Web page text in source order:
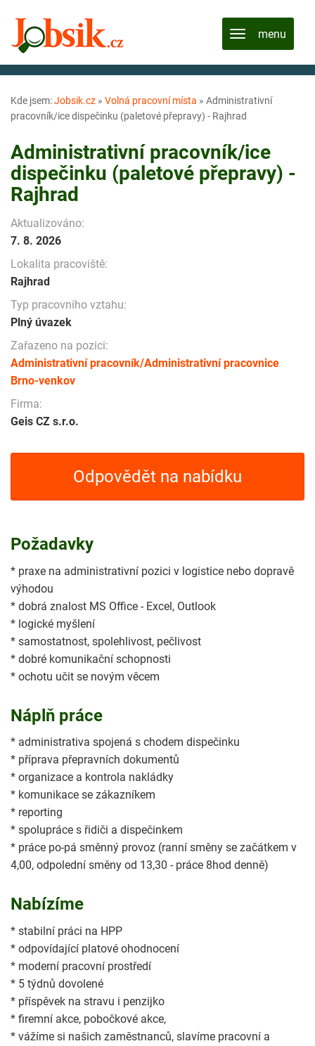
Kde jsem:Jobsik.cz » Volná pracovní místa » Administrativní
pracovník/ice dispečinku (paletové přepravy) - Rajhrad
Administrativní pracovník/ice
dispečinku (paletové přepravy) -
Rajhrad
Aktualizováno:
7. 8. 2026
Lokalita pracoviště:
Rajhrad
Typ pracovního vztahu:
Plný úvazek
Zařazeno na pozici:
Administrativní pracovník/Administrativní pracovnice
Brno-venkov
Firma:
Geis CZ s.r.o.
Odpovědět na nabídku
Požadavky
* praxe na administrativní pozici v logistice nebo dopravě
výhodou
* dobrá znalost MS Office - Excel, Outlook
* logické myšlení
* samostatnost, spolehlivost, pečlivost
* dobré komunikační schopnosti
* ochotu učit se novým věcem
Náplň práce
* administrativa spojená s chodem dispečinku
* příprava přepravních dokumentů
* organizace a kontrola nakládky
* komunikace se zákazníkem
* reporting
* spolupráce s řidiči a dispečinkem
* práce po-pá směnný provoz (ranní směny se začátkem v
4,00, odpolední směny od 13,30 - práce 8hod denně)
Nabízíme
* stabilní práci na HPP
* odpovídající platové ohodnocení
* moderní pracovní prostředí
* 5 týdnů dovolené
* příspěvek na stravu i penzijko
* firemní akce, pobočkové akce,
* vážíme si našich zaměstnanců, slavíme pracovní a